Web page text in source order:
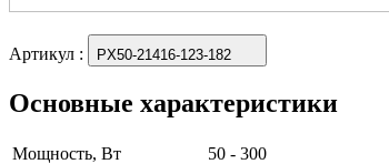
Артикул : PX50-21416-123-182
Основные характеристики
Мощность, Вт
50 - 300